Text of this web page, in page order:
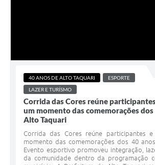
40 ANOS DE ALTO TAQUARI
ESPORTE
LAZER E TURÍSMO
Corrida das Cores reúne
um momento das comemorações dos
Alto Taquari
Corrida das Cores reúne participantes
momento das comemorações dos 40
Evento esportivo promoveu integração,
da comunidade dentro da programação